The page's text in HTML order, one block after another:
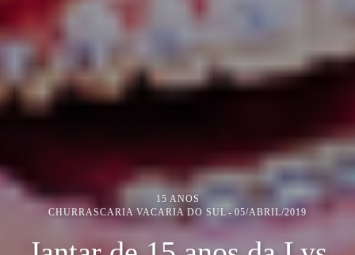
15 ANOS
CHURRASCARIA VACARIA DO SUL
05/ABRIL/2019